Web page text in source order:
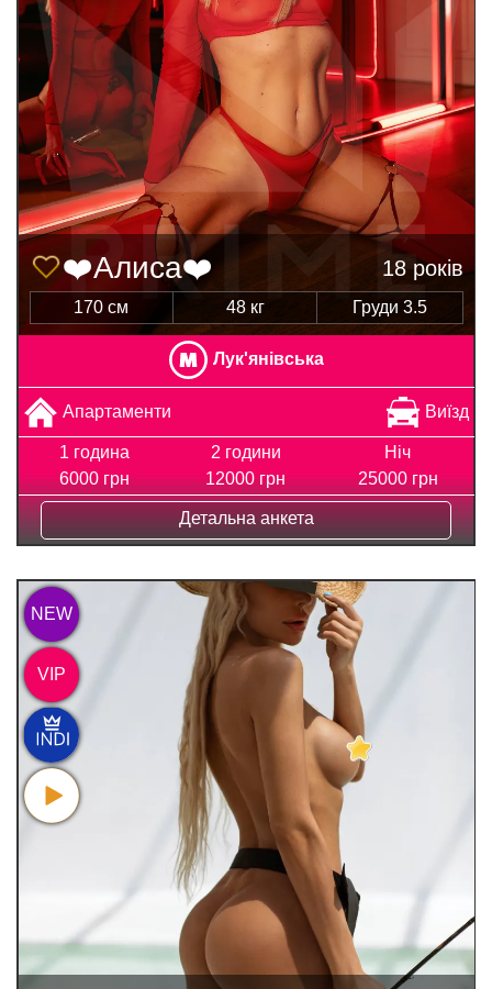
❤️Алиса❤️ 18 років
170 см 48 кг Груди 3.5
Лук'янівська
Апартаменти Виїзд
1 година
6000 грн
2 години
12000 грн
Ніч
25000 грн
Детальна анкета
NEW
VIP